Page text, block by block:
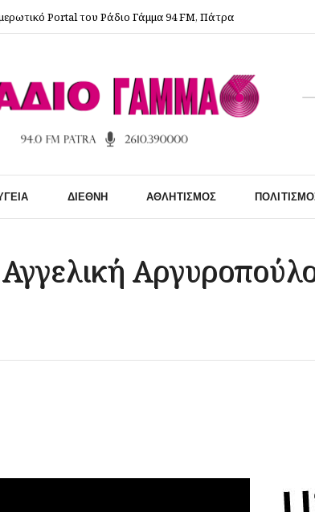
Portal του Ράδιο Γάμμα 94 FM, Πάτρα
ΔΙΕΘΝΉ ΑΘΛΗΤΙΣΜΌΣ